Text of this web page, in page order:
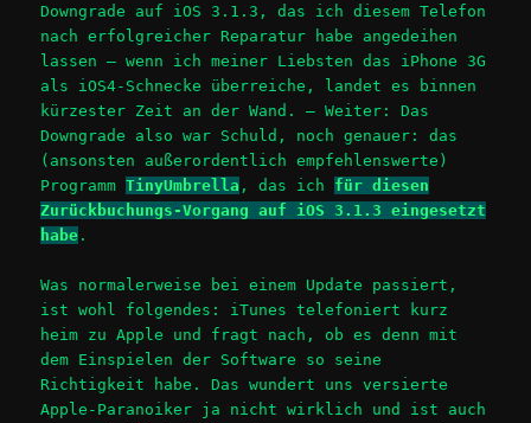
Downgrade auf iOS 3.1.3, das ich diesem Telefon
nach erfolgreicher Reparatur habe angedeihen
lassen – wenn ich meiner Liebsten das iPhone 3G
als iOS4-Schnecke überreiche, landet es binnen
kürzester Zeit an der Wand. – Weiter: Das
Downgrade also war Schuld, noch genauer: das
(ansonsten außerordentlich empfehlenswerte)
ProgrammTinyUmbrella , das ich für diesen
Zurückbuchungs-Vorgang auf iOS 3.1.3 eingesetzt
habe .
Was normalerweise bei einem Update passiert,
ist wohl folgendes: iTunes telefoniert kurz
heim zu Apple und fragt nach, ob es denn mit
dem Einspielen der Software so seine
Richtigkeit habe. Das wundert uns versierte
Apple-Paranoiker ja nicht wirklich und ist auch